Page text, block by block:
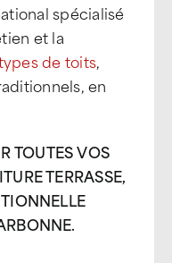
spécialisé
et la
de toits,
en
TOUTES VOS
TERRASSE,